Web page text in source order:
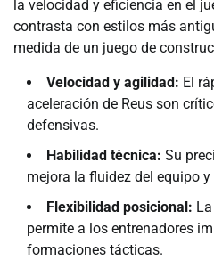
la velocidad y eficiencia en el
contrasta con estilos más
medida de un juego de
Velocidad y agilidad: El
aceleración de Reus son
defensivas.
Habilidad técnica: Su
mejora la fluidez del equipo
Flexibilidad posicional:
permite a los entrenadores
formaciones tácticas.